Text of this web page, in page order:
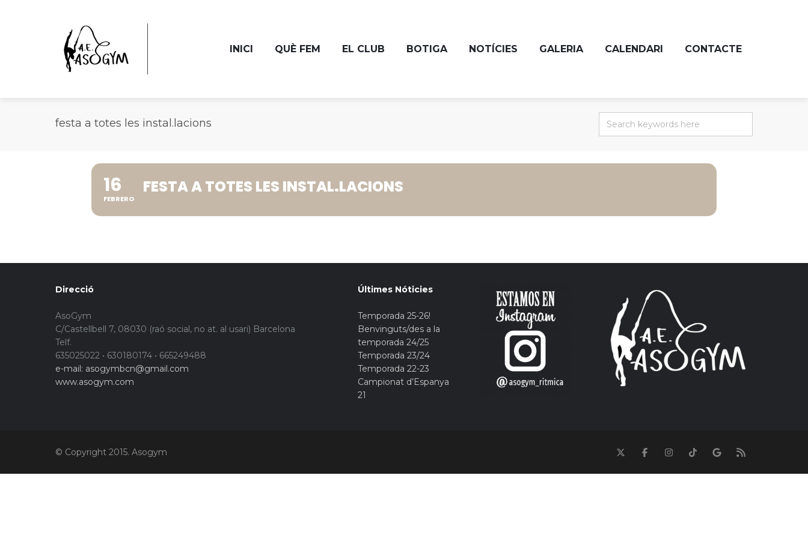
INICI QUÈ FEM EL CLUB BOTIGA NOTÍCIES GALERIA CALENDARI CONTACTE
festa a totes les instal.lacions
16
FEBRERO
FESTA A TOTES LES INSTAL.LACIONS
Direcció
AsoGym
C/Castellbell 7, 08030 (raó social, no at. al usari) Barcelona
Telf.
635025022 • 630180174 • 665249488
e-mail: asogymbcn@gmail.com
www.asogym.com
Últimes Nóticies
Temporada 25-26!
Benvinguts/des a la
temporada 24/25
Temporada 23/24
Temporada 22-23
Campionat d’Espanya
21
© Copyright 2015. Asogym